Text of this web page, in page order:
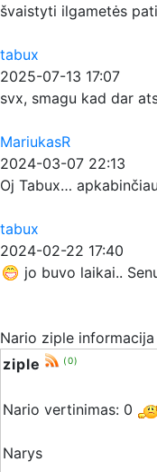
švaistyti ilgametės
tabux
2025-07-13 17:07
svx, smagu kad dar
MariukasR
2024-03-07 22:13
Oj Tabux…
tabux
2024-02-22 17:40
jo buvo laikai..
Nario ziple informacija
ziple
(0)
Nario vertinimas: 0
Narys